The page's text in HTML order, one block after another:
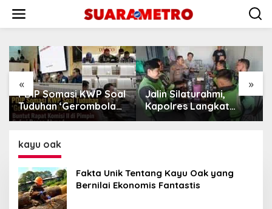
konten
« »
PDIP Somasi KWP Soal
Tuduhan ‘Gerombolan
Sirkus’, Buntut Rapat
Sufmi Dasco Ahmad
Jalin Silaturahmi,
Kapolres Langkat
Ngopi Bareng
kayu oak
Fakta Unik Tentang Kayu Oak yang
Bernilai Ekonomis Fantastis